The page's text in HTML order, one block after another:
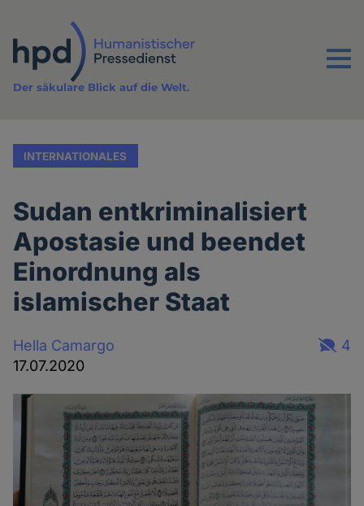
Inhalt
Menu
Der säkulare Blick auf die Welt.
INTERNATIONALES
Sudan entkriminalisiert
Apostasie und beendet
Einordnung als
islamischer Staat
Hella Camargo
17.07.2020
4